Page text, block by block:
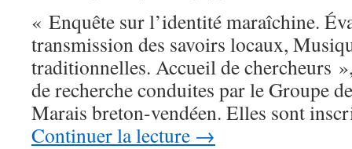
« Enquête sur l’identité maraîchine.
transmission des savoirs locaux,
traditionnelles. Accueil de chercheurs
de recherche conduites par le Groupe
Marais breton-vendéen. Elles sont
Continuer la lecture →